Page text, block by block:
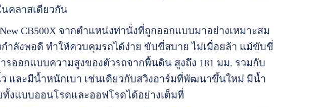
คลาสเดียวกัน
CB500X จากตำแหน่งท่านั่งที่ถูกออกแบบมาอย่างเหมาะสม
ำลังพอดี ทำให้ควบคุมรถได้ง่าย ขับขี่สบาย ไม่เมื่อยล้า แม้ขับขี่
ออกแบบความสูงของตัวรถจากพื้นดิน สูงถึง 181 มม. รวมกับ
และมีน้ำหนักเบา เช่นเดียวกับสวิงอาร์มที่พัฒนาขึ้นใหม่ มีน้ำ
งแบบออนโรดและออฟโรดได้อย่างเต็มที่